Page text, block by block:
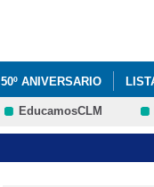
50º ANIVERSARIO
SERVICIOS
EducamosCLM